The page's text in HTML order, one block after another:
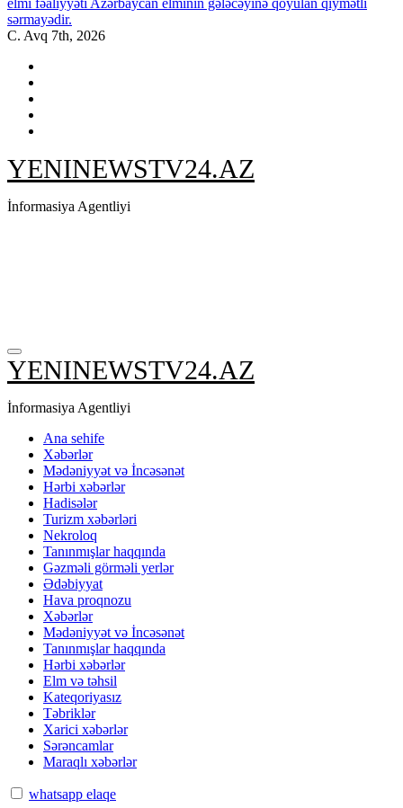
sərmayədir.
C. Avq 7th, 2026
YENINEWSTV24.AZ
İnformasiya Agentliyi
YENINEWSTV24.AZ
İnformasiya Agentliyi
Ana sehife
Xəbərlər
Mədəniyyət və İncəsənət
Hərbi xəbərlər
Hadisələr
Turizm xəbərləri
Nekroloq
Tanınmışlar haqqında
Gəzməli görməli yerlər
Ədəbiyyat
Hava proqnozu
Xəbərlər
Mədəniyyət və İncəsənət
Tanınmışlar haqqında
Hərbi xəbərlər
Elm və təhsil
Kateqoriyasız
Təbriklər
Xarici xəbərlər
Sərəncamlar
Maraqlı xəbərlər
whatsapp elaqe